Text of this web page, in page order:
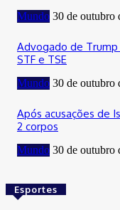
Mundo 30 de outubro
Advogado de
STF e TSE
Mundo 30 de outubro
Após acusações de
2 corpos
Mundo 30 de outubro
Esportes